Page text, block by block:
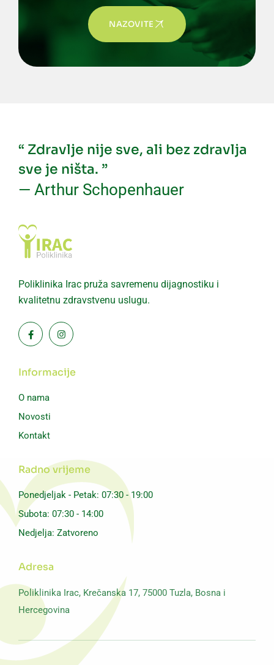
NAZOVITE
“ Zdravlje nije sve, ali bez zdravlja
sve je ništa. ”
— Arthur Schopenhauer
Poliklinika Irac pruža savremenu dijagnostiku i
kvalitetnu zdravstvenu uslugu.
Informacije
O nama
Novosti
Kontakt
Radno vrijeme
Ponedjeljak - Petak: 07:30 - 19:00
Subota: 07:30 - 14:00
Nedjelja: Zatvoreno
Adresa
Poliklinika Irac, Krečanska 17, 75000 Tuzla, Bosna i
Hercegovina